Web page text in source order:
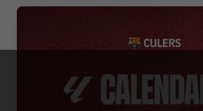
Ciutat Esportiva
plusicon
SUB9 B
Jugadores
Historia
Infantil B
Mini
Resultados
Clasificaciones
Clasificaciones
Cadete A
Actualidad
Barça Atlètic
FC Barcelona club badge